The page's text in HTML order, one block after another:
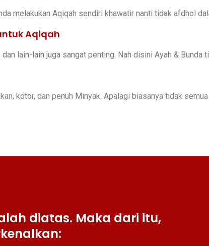
melakukan Aqiqah sendiri khawatir nanti tidak afdhol
Aqiqah
lain-lain juga sangat penting. Nah disini Ayah &
kotor, dan penuh Minyak. Apalagi biasanya tidak
diatas. Maka dari itu,